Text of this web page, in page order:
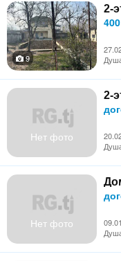
2-
9
Нет фото
2-
Нет фото